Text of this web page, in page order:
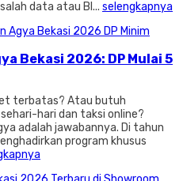
data atau BI... selengkapnya
Bekasi 2026: DP Mulai 5
terbatas? Atau butuh
hari dan taksi online?
adalah jawabannya. Di tahun
program khusus